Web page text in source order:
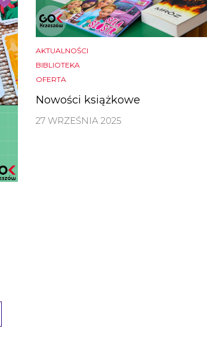
AKTUALNOŚCI
BIBLIOTEKA
OFERTA
Nowości książkowe
27 WRZEŚNIA 2025